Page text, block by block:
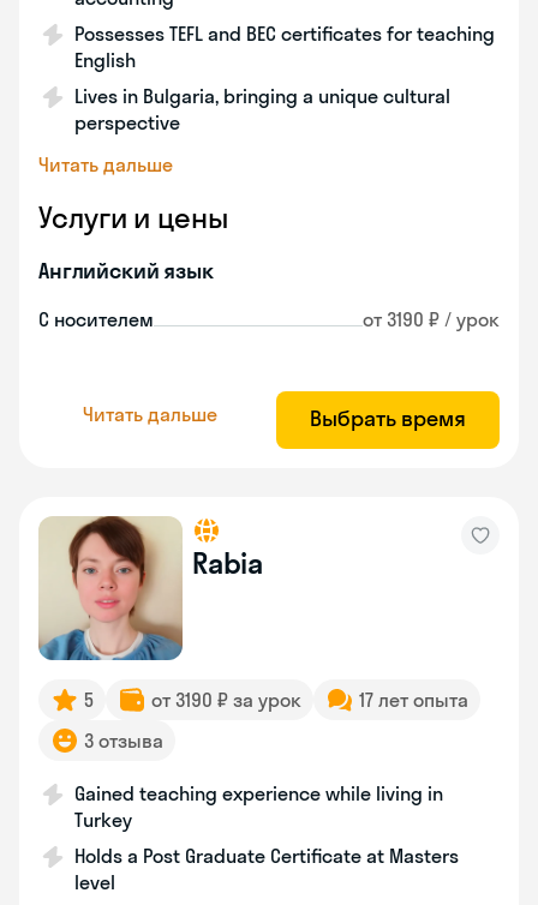
Possesses TEFL and BEC certificates for teaching
English
Lives in Bulgaria, bringing a unique cultural
perspective
Читать дальше
Услуги и цены
Английский язык
С носителем от 3190 ₽ / урок
Читать дальше Выбрать время
Rabia
5 от 3190 ₽ за урок
17 лет опыта
3 отзыва
Gained teaching experience while living in
Turkey
Holds a Post Graduate Certificate at Masters
level